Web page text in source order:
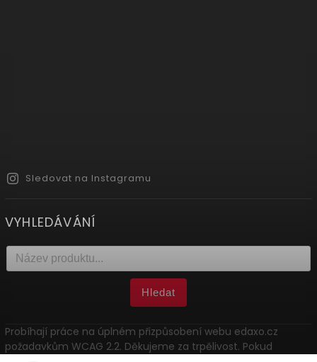
Sledovat na Instagramu
VYHLEDÁVÁNÍ
Hledat
Probíhají práce na úplném přizpůsobení webu edaxo.cz
požadavkům WCAG 2.2. Děkujeme za trpělivost. Pokud